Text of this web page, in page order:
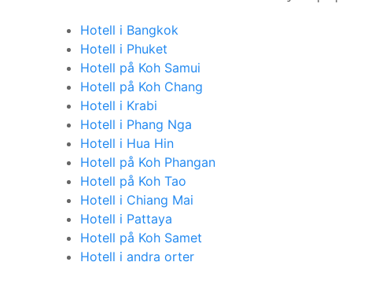
Hotell i Bangkok
Hotell i Phuket
Hotell på Koh Samui
Hotell på Koh Chang
Hotell i Krabi
Hotell i Phang Nga
Hotell i Hua Hin
Hotell på Koh Phangan
Hotell på Koh Tao
Hotell i Chiang Mai
Hotell i Pattaya
Hotell på Koh Samet
Hotell i andra orter